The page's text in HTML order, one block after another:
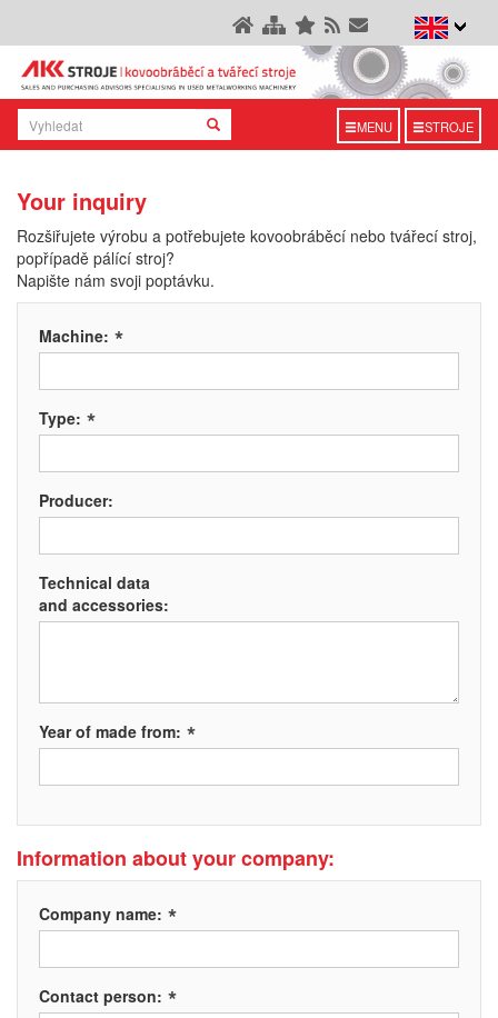
MENU STROJE
Your inquiry
Rozšiřujete výrobu a potřebujete kovoobráběcí nebo tvářecí stroj,
popřípadě pálící stroj?
Napište nám svoji poptávku.
Machine: *
Type: *
Producer:
Technical data
and accessories:
Year of made from: *
Information about your company:
Company name: *
Contact person: *